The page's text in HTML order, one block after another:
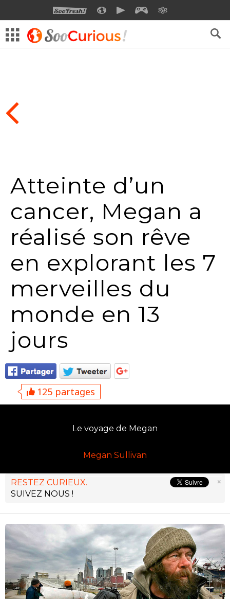
SOOFRESHSOOCURIOUSSOOMOTIONSOOGEEK
Atteinte d’un
cancer, Megan a
réalisé son rêve
en explorant les 7
merveilles du
monde en 13
jours
125 partages
Le voyage de Megan
Megan Sullivan
×
RESTEZ CURIEUX.
SUIVEZ NOUS !